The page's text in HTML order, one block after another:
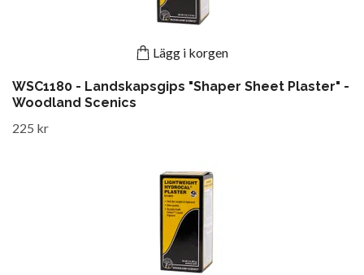
Lägg i korgen
WSC1180 - Landskapsgips "Shaper Sheet Plaster" -
Woodland Scenics
225 kr